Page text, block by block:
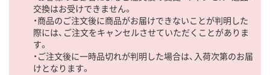
交換はお受けできません。
・商品のご注文後に商品がお届けできないことが判明した
際には、ご注文をキャンセルさせていただくことがありま
す。
・ご注文後に一時品切れが判明した場合は、入荷次第のお届
けとなります。